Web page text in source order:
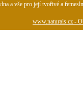
a vše pro její tvořivé a
www.naturals.cz -